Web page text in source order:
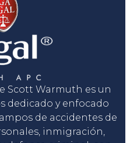
Scott Warmuth es un
dedicado y enfocado
de accidentes de
inmigración,